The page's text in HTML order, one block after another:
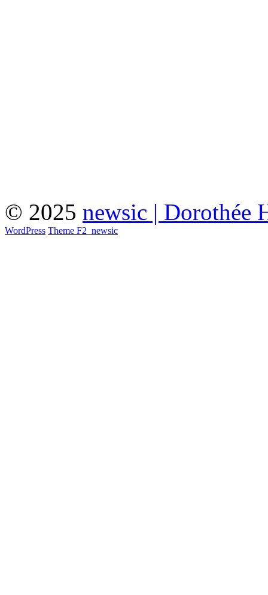
© 2025 newsic | Dorothée
WordPress Theme F2 newsic